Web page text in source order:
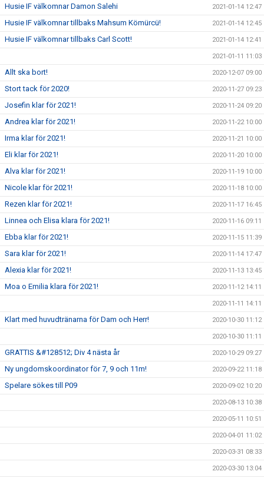
Husie IF välkomnar Damon Salehi 2021-01-14 12:47
Husie IF välkomnar tillbaks Mahsum Kömürcü! 2021-01-14 12:45
Husie IF välkomnar tillbaks Carl Scott! 2021-01-14 12:41
2021-01-11 11:03
Allt ska bort! 2020-12-07 09:00
Stort tack för 2020! 2020-11-27 09:23
Josefin klar för 2021! 2020-11-24 09:20
Andrea klar för 2021! 2020-11-22 10:00
Irma klar för 2021! 2020-11-21 10:00
Eli klar för 2021! 2020-11-20 10:00
Alva klar för 2021! 2020-11-19 10:00
Nicole klar för 2021! 2020-11-18 10:00
Rezen klar för 2021! 2020-11-17 16:45
Linnea och Elisa klara för 2021! 2020-11-16 09:11
Ebba klar för 2021! 2020-11-15 11:39
Sara klar för 2021! 2020-11-14 17:47
Alexia klar för 2021! 2020-11-13 13:45
Moa o Emilia klara för 2021! 2020-11-12 14:11
2020-11-11 14:11
Klart med huvudtränarna för Dam och Herr! 2020-10-30 11:12
2020-10-30 11:11
GRATTIS &#128512; Div 4 nästa år 2020-10-29 09:27
Ny ungdomskoordinator för 7, 9 och 11m! 2020-09-22 11:18
Spelare sökes till P09 2020-09-02 10:20
2020-08-13 10:38
2020-05-11 10:51
2020-04-01 11:02
2020-03-31 08:33
2020-03-30 13:04